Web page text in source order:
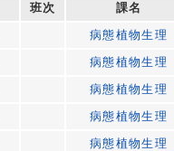
班次
課名
病態植物生理
病態植物生理
病態植物生理
病態植物生理
病態植物生理